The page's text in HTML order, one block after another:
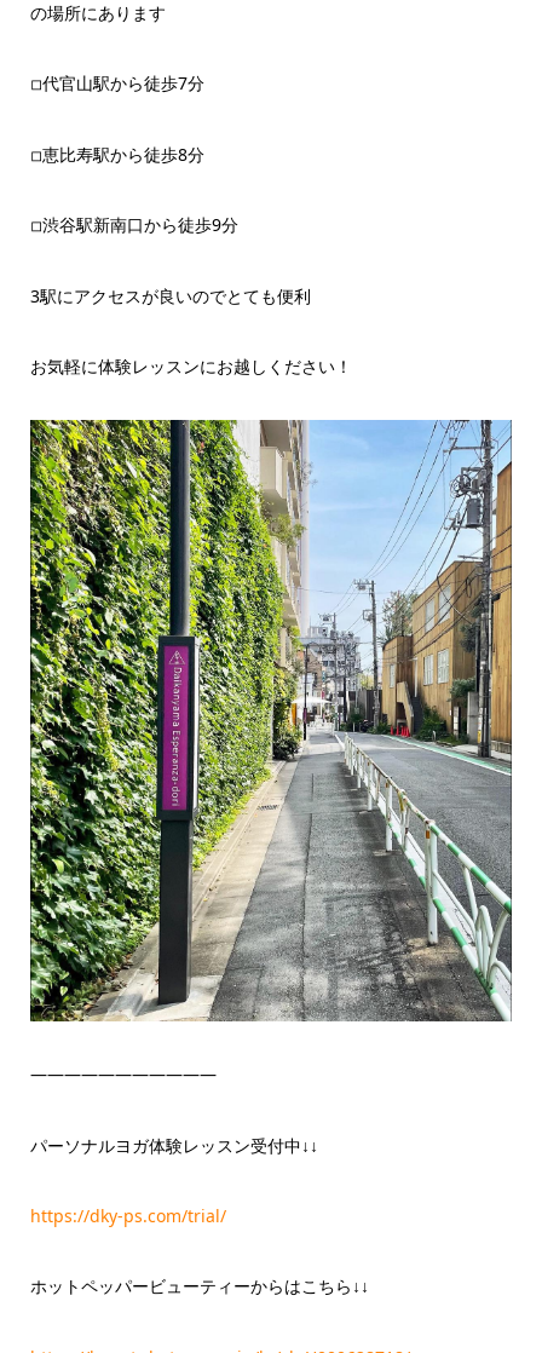
の場所にあります
◽︎代官山駅から徒歩7分
◽︎恵比寿駅から徒歩8分
◽︎渋谷駅新南口から徒歩9分
3駅にアクセスが良いのでとても便利
お気軽に体験レッスンにお越しください！
―――――――――――
パーソナルヨガ体験レッスン受付中↓↓
https://dky-ps.com/trial/
ホットペッパービューティーからはこちら↓↓